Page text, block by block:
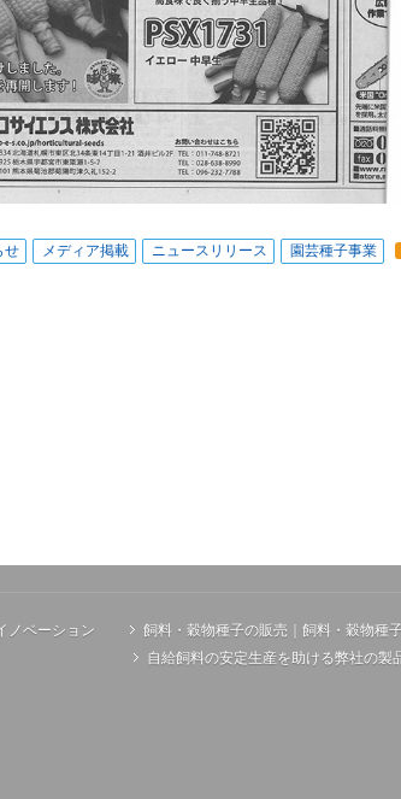
せ メディア掲載 ニュースリリース 園芸種子事業
ノベーション
飼料・穀物種子の販売｜飼料・穀物種
自給飼料の安定生産を助ける弊社の製